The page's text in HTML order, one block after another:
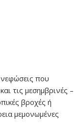
νεφώσεις που
τις μεσημβρινές –
βροχές ή
μεμονωμένες